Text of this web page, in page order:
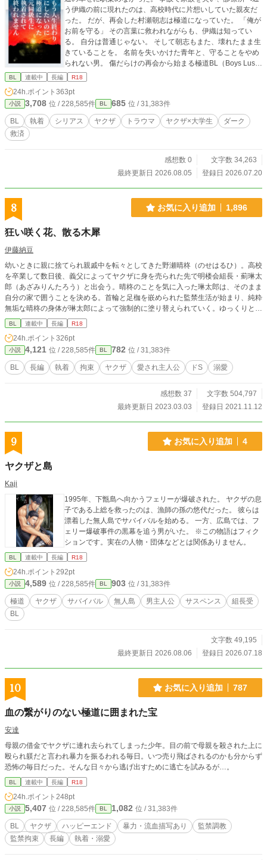
う伊織の前に現れたのは、高校時代に片想いしていた親友だ
った。 だが、再会した村瀬朝志は極道になっていた。 「俺が
お前を守る」 その言葉に救われながらも、伊織は知ってい
る。 自分は普通じゃない。 そして朝志もまた、壊れたまま生
きていることを。 名前を失いかけた青年と、守ることをやめ
られない男。 傷だらけの再会から始まる極道BL（Boys Lus
t） ※本作には暴力・流血・犯罪・精神疾患・性的描写を含み
閲覧の際はご注意ください。
BL 連載中 長編 R18
24h.ポイント 363pt
小説 3,708 位 / 228,585件 BL 685 位 / 31,383件
BL 執着 シリアス ヤクザ トラウマ ヤクザ×大学生
ダーク
救済
感想数 0
文字数 34,263
最終更新日 2026.08.05
登録日 2026.07.20
8 お気に入り追加 1,896
狂い咲く花、散る木犀
伊藤納豆
幼いときに親に捨てられ親戚中を転々としてきた野瀬晴柊（のせはるひ）。高校
を卒業して数日後、義父によってヤクザに身を売られた先で明楼会組長・薊琳太
郎（あざみりんたろう）と出会う。晴柊のことを気に入った琳太郎は、そのまま
自分の家で囲うことを決める。首輪と足枷を嵌められた監禁生活が始まり、純粋
無垢な晴柊の身体が琳太郎によって強制的に塗り替えられていく。ゆっくりと精
神が崩れていく晴柊は、ある日脱走を決意するが――。無自覚人たらし美少年と
狂気とも呼べる執着心を持つ男の物語。※R18 ※一部微グロ描写、レイプ表
現、男性妊娠描写アリ
BL 連載中 長編 R18
24h.ポイント 326pt
小説 4,121 位 / 228,585件 BL 782 位 / 31,383件
BL 長編 執着 拘束 ヤクザ 愛され主人公 ドS 溺愛
感想数 37
文字数 504,797
最終更新日 2023.03.03
登録日 2021.11.12
9 お気に入り追加 4
ヤクザと島
Kaji
1995年、下甑島へ向かうフェリーが爆破された。 ヤクザの息
子である上総を救ったのは、漁師の孫の悠代だった。 彼らは
漂着した無人島でサバイバルを始める。 一方、広島では、フ
ェリー爆破事件の黒幕を追う男がいた。 ※この物語はフィク
ションです。実在の人物・団体などとは関係ありません。
BL 連載中 長編 R18
24h.ポイント 292pt
小説 4,589 位 / 228,585件 BL 903 位 / 31,383件
極道 ヤクザ サバイバル 無人島 男主人公 サスペンス
組長受
BL
文字数 49,195
最終更新日 2026.08.06
登録日 2026.07.18
10 お気に入り追加 787
血の繋がりのない極道に囲まれた宝
安達
母親の借金でヤクザに連れ去られてしまった少年。目の前で母親を殺された上に
殴られ躾だと言われ暴力を振るわれる毎日。いつ売り飛ばされるのかも分からず
恐怖の毎日だった。そんな日々から逃げ出すために逃亡を試みるが…。
BL 連載中 長編 R18
24h.ポイント 248pt
小説 5,407 位 / 228,585件 BL 1,082 位 / 31,383件
BL ヤクザ ハッピーエンド 暴力・流血描写あり
監禁調教
監禁拘束
長編 執着・溺愛